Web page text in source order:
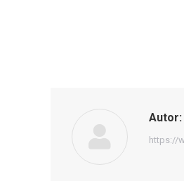
Autor:
https://